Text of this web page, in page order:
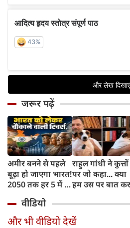
जरूर पढ़ें
अमीर बनने से पहले
बूढ़ा हो जाएगा भारत!
2050 तक हर 5 में 1
साल से ज्यादा उम्र का
राहुल गांधी ने कुत्तों
पर जो कहा... क्या
हम उस पर बात कर
वीडियो
और भी वीडियो देखें